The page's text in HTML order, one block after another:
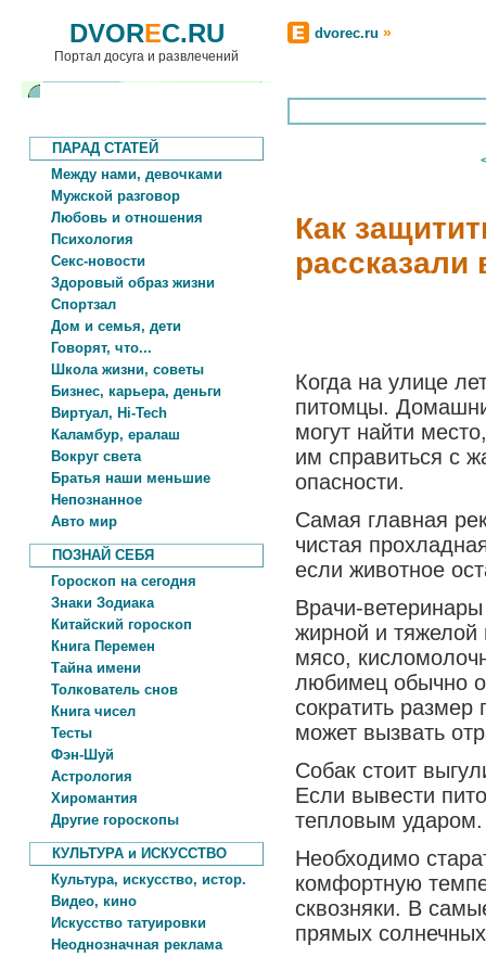
DVOREC.RU
Портал досуга и развлечений
dvorec.ru »
ПАРАД СТАТЕЙ
Между нами, девочками
Мужской разговор
Любовь и отношения
Психология
Секс-новости
Здоровый образ жизни
Спортзал
Дом и семья, дети
Говорят, что...
Школа жизни, советы
Бизнес, карьера, деньги
Виртуал, Hi-Tech
Каламбур, ералаш
Вокруг света
Братья наши меньшие
Непознанное
Авто мир
ПОЗНАЙ СЕБЯ
Гороскоп на сегодня
Знаки Зодиака
Китайский гороскоп
Книга Перемен
Тайна имени
Толкователь снов
Книга чисел
Тесты
Фэн-Шуй
Астрология
Хиромантия
Другие гороскопы
КУЛЬТУРА и ИСКУССТВО
Культура, искусство, истор.
Видео, кино
Искусство татуировки
Неоднозначная реклама
Как
рассказали
Когда на улице
питомцы.
могут найти
им справиться с
опасности.
Самая главная
чистая
если животное
Врачи-
жирной и
мясо,
любимец обычно
сократить
может вызвать
Собак стоит
Если вывести
тепловым ударом.
Необходимо
комфортную
сквозняки. В
прямых